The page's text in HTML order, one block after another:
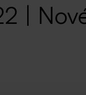
|